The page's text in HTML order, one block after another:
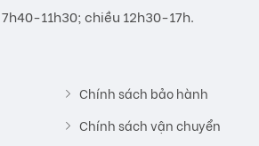
11h30; chiều 12h30-17h.
Chính sách bảo hành
Chính sách vận chuyển